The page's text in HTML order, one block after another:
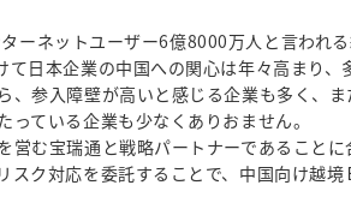
ーネットユーザー6億8000万人と言われ
日本企業の中国への関心は年々高まり、
、参入障壁が高いと感じる企業も多く、
ている企業も少なくありおません。
営む宝瑞通と戦略パートナーであること
ク対応を委託することで、中国向け越境